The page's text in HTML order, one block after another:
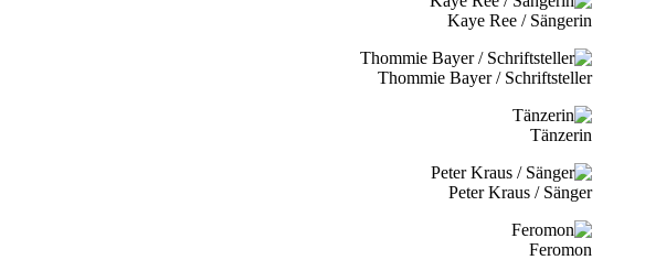
Kaye Ree / Sängerin
Thommie Bayer / Schriftsteller
Tänzerin
Peter Kraus / Sänger
Feromon